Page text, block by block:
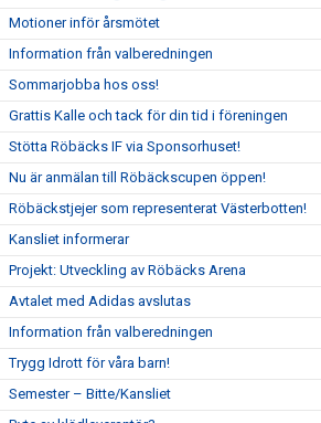
Motioner inför årsmötet
Information från valberedningen
Sommarjobba hos oss!
Grattis Kalle och tack för din tid i föreningen
Stötta Röbäcks IF via Sponsorhuset!
Nu är anmälan till Röbäckscupen öppen!
Röbäckstjejer som representerat Västerbotten!
Kansliet informerar
Projekt: Utveckling av Röbäcks Arena
Avtalet med Adidas avslutas
Information från valberedningen
Trygg Idrott för våra barn!
Semester – Bitte/Kansliet